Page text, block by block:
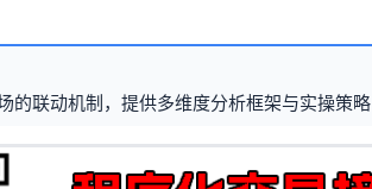
的联动机制，提供多维度分析框架与实操策略